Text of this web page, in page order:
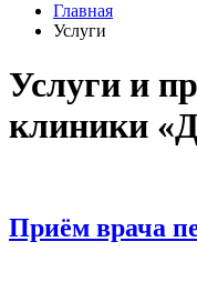
Главная
Услуги
Услуги и
клиники
Приём врача